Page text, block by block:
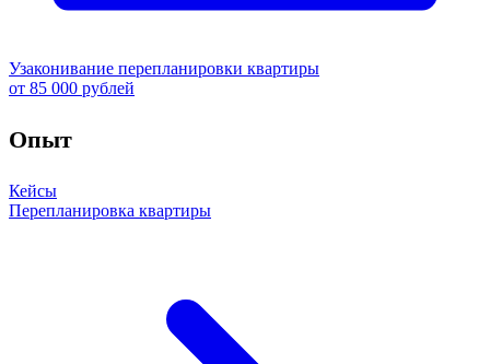
Узаконивание перепланировки квартиры
от 85 000 рублей
Опыт
Кейсы
Перепланировка квартиры